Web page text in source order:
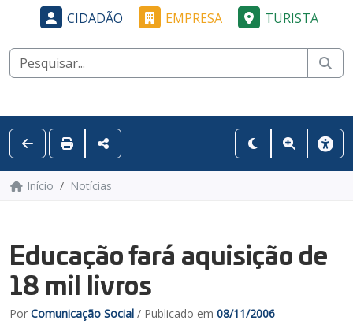
CIDADÃO EMPRESA TURISTA
Início Notícias
Educação fará aquisição de
18 mil livros
Por Comunicação Social / Publicado em 08/11/2006